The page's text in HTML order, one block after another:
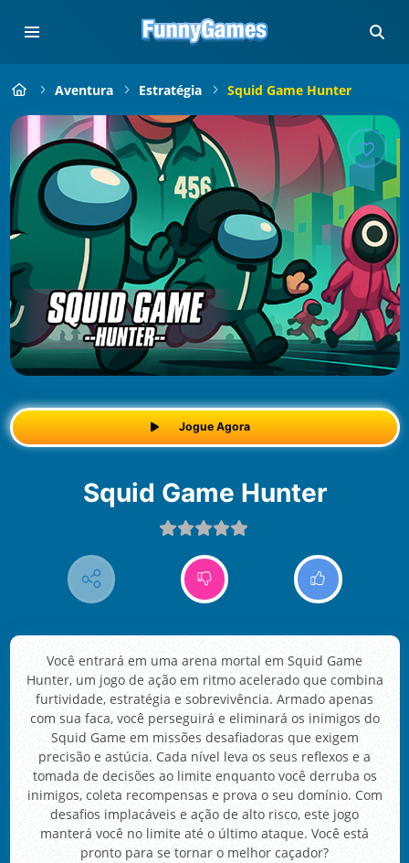
Aventura Estratégia Squid Game Hunter
Jogue Agora
Squid Game Hunter
Você entrará em uma arena mortal em Squid Game
Hunter, um jogo de ação em ritmo acelerado que combina
furtividade, estratégia e sobrevivência. Armado apenas
com sua faca, você perseguirá e eliminará os inimigos do
Squid Game em missões desafiadoras que exigem
precisão e astúcia. Cada nível leva os seus reflexos e a
tomada de decisões ao limite enquanto você derruba os
inimigos, coleta recompensas e prova o seu domínio. Com
desafios implacáveis e ação de alto risco, este jogo
manterá você no limite até o último ataque. Você está
pronto para se tornar o melhor caçador?